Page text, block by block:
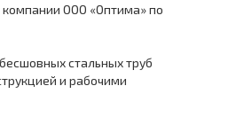
компании ООО «Оптима» по
стальных труб
и рабочими